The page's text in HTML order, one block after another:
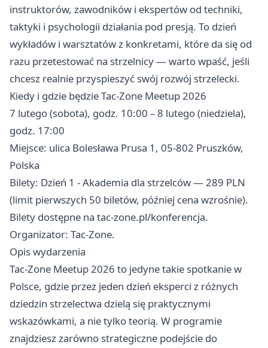
instruktorów, zawodników i ekspertów od techniki,
taktyki i psychologii działania pod presją. To dzień
wykładów i warsztatów z konkretami, które da się od
razu przetestować na strzelnicy — warto wpaść, jeśli
chcesz realnie przyspieszyć swój rozwój strzelecki.
Kiedy i gdzie będzie Tac-Zone Meetup 2026
7 lutego (sobota), godz. 10:00 – 8 lutego (niedziela),
godz. 17:00
Miejsce: ulica Bolesława Prusa 1, 05-802 Pruszków,
Polska
Bilety: Dzień 1 - Akademia dla strzelców — 289 PLN
(limit pierwszych 50 biletów, później cena wzrośnie).
Bilety dostępne na tac-zone.pl/konferencja.
Organizator: Tac-Zone.
Opis wydarzenia
Tac-Zone Meetup 2026 to jedyne takie spotkanie w
Polsce, gdzie przez jeden dzień eksperci z różnych
dziedzin strzelectwa dzielą się praktycznymi
wskazówkami, a nie tylko teorią. W programie
znajdziesz zarówno strategiczne podejście do